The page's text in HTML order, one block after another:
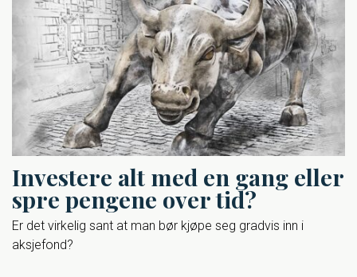
Investere alt med en gang eller
spre pengene over tid?
Er det virkelig sant at man bør kjøpe seg gradvis inn i
aksjefond?